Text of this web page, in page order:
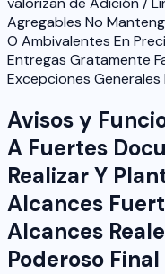
Agregables No
O Ambivalentes En
Entregas Gratamente
Excepciones Generales
Avisos y
A Fuertes
Realizar Y
Alcances
Alcances
Poderoso Final